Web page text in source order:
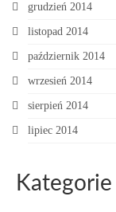
grudzień 2014
listopad 2014
październik 2014
wrzesień 2014
sierpień 2014
lipiec 2014
Kategorie